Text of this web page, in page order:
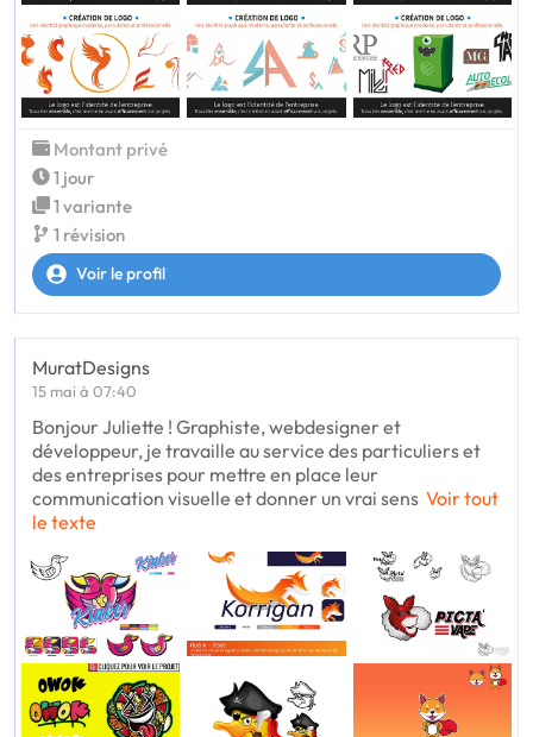
Montant privé
1 jour
1 variante
1 révision
Voir le profil
MuratDesigns
15 mai à 07:40
Bonjour Juliette ! Graphiste, webdesigner et
développeur, je travaille au service des particuliers et
des entreprises pour mettre en place leur
communication visuelle et donner un vrai sens Voir tout
le texte